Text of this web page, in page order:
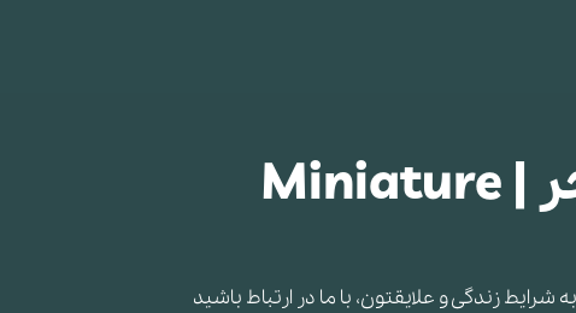
قیمت و خرید نژاد سگ مینیاتور پینچر | Miniature
زندگی و علایقتون، با ما در ارتباط باشید